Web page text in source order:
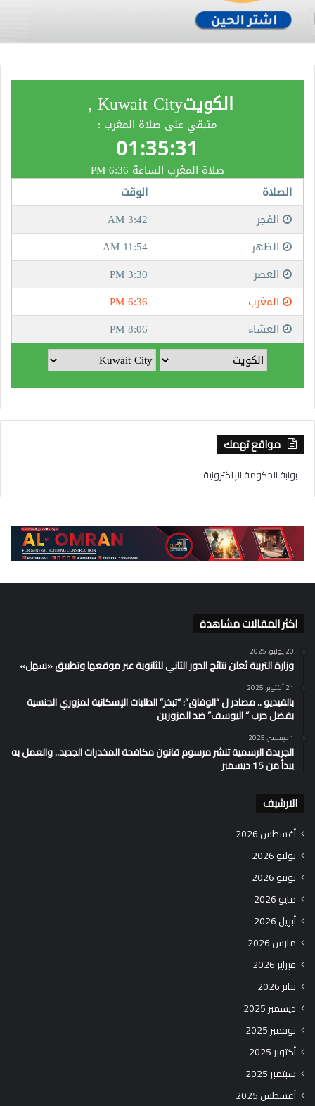
مواقع تهمك
- بوابة الحكومة الإلكترونية
اكثر المقالات مشاهدة
20 يوليو، 2025
وزارة التربية تُعلن نتائج الدور الثاني للثانوية عبر موقعها وتطبيق «سهل»
21 أكتوبر، 2025
بالفيديو .. مصادر ل “الوفاق”: “تبخر” الطلبات الإسكانية لمزوري الجنسية
بفضل حرب ” اليوسف” ضد المزورين
1 ديسمبر، 2025
الجريدة الرسمية تنشر مرسوم قانون مكافحة المخدرات الجديد.. والعمل به
يبدأ من 15 ديسمبر
الارشيف
أغسطس 2026
يوليو 2026
يونيو 2026
مايو 2026
أبريل 2026
مارس 2026
فبراير 2026
يناير 2026
ديسمبر 2025
نوفمبر 2025
أكتوبر 2025
سبتمبر 2025
أغسطس 2025